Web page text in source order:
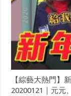
【綜藝大熱門】
20200121｜元元